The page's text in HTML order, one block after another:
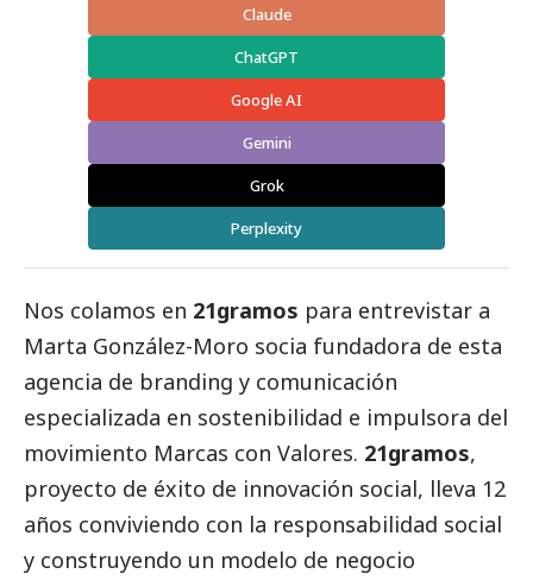
Claude
ChatGPT
Google AI
Gemini
Grok
Perplexity
Nos colamos en 21gramos para entrevistar a
Marta González-Moro socia fundadora de esta
agencia de branding y comunicación
especializada en sostenibilidad e impulsora del
movimiento Marcas con Valores. 21gramos,
proyecto de éxito de innovación social, lleva 12
años conviviendo con la responsabilidad social
y construyendo un modelo de negocio